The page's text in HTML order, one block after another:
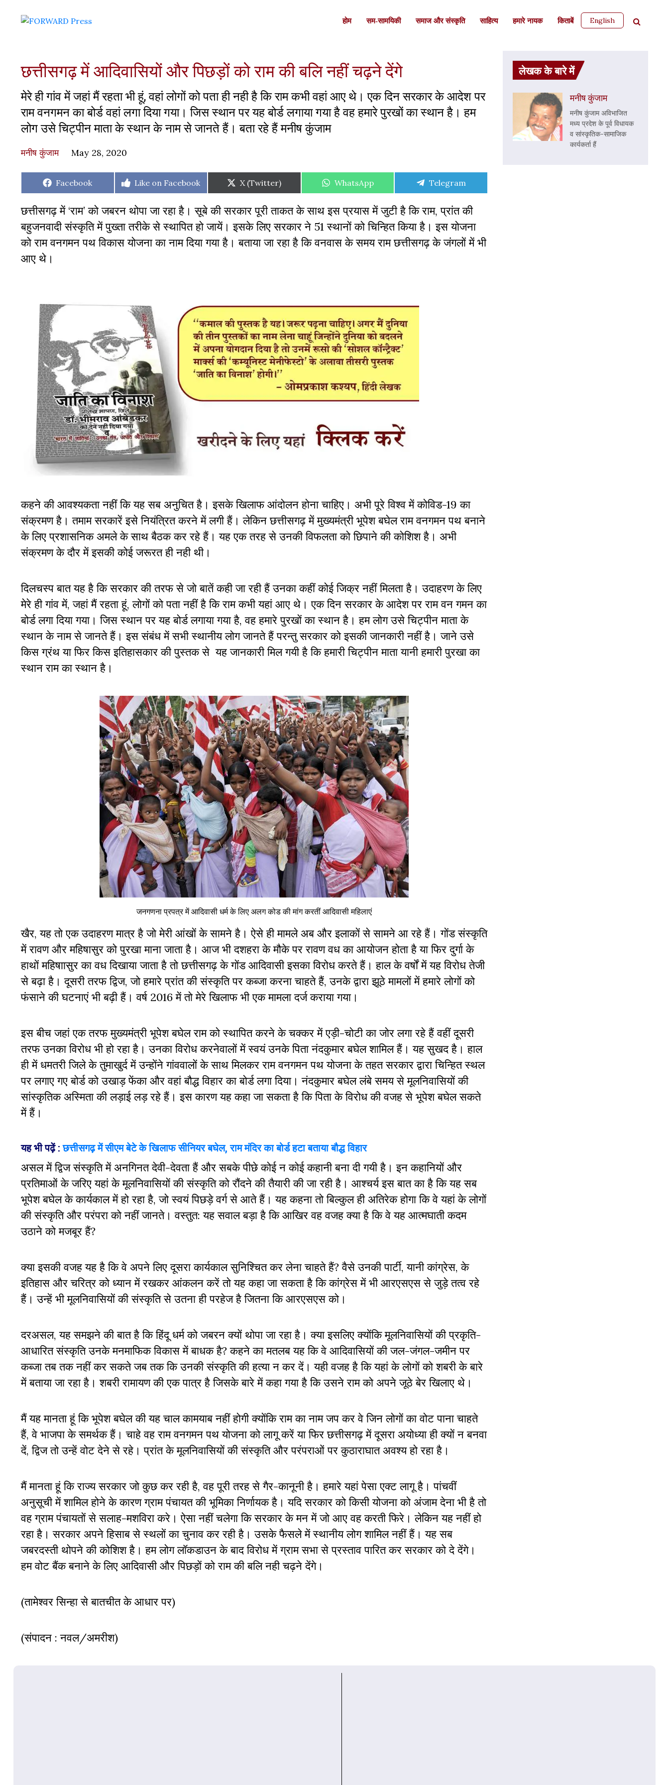
होम सम-सामयिकी समाज और संस्कृति साहित्‍य हमारे नायक किताबें English
छत्तीसगढ़ में आदिवासियों और पिछड़ों को राम की बलि नहीं चढ़ने देंगे
मेरे ही गांव में जहां मैं रहता भी हूं, वहां लोगों को पता ही नही है कि राम कभी वहां आए थे। एक दिन सरकार के आदेश पर
राम वनगमन का बोर्ड वहां लगा दिया गया। जिस स्थान पर यह बोर्ड लगाया गया है वह हमारे पुरखों का स्थान है। हम
लोग उसे चिट्पीन माता के स्थान के नाम से जानते हैं। बता रहे हैं मनीष कुंजाम
मनीष कुंजाम May 28, 2020
Share
on
Facebook
Share
on
Like on Facebook
Share
on
X (Twitter)
Share
on
WhatsApp
Share
on
Telegram
छत्तीसगढ़ में ‘राम’ को जबरन थोपा जा रहा है। सूबे की सरकार पूरी ताकत के साथ इस प्रयास में जुटी है कि राम, प्रांत की
बहुजनवादी संस्कृति में पुख्ता तरीके से स्थापित हो जायें। इसके लिए सरकार ने 51 स्थानों को चिन्हित किया है। इस योजना
को राम वनगमन पथ विकास योजना का नाम दिया गया है। बताया जा रहा है कि वनवास के समय राम छत्तीसगढ़ के जंगलों में भी
आए थे।
कहने की आवश्यकता नहीं कि यह सब अनुचित है। इसके खिलाफ आंदोलन होना चाहिए। अभी पूरे विश्व में कोविड-19 का
संक्रमण है। तमाम सरकारें इसे नियंत्रित करने में लगी हैं। लेकिन छत्तीसगढ़ में मुख्यमंत्री भूपेश बघेल राम वनगमन पथ बनाने
के लिए प्रशासनिक अमले के साथ बैठक कर रहे हैं। यह एक तरह से उनकी विफलता को छिपाने की कोशिश है। अभी
संक्रमण के दौर में इसकी कोई जरूरत ही नही थी।
दिलचस्प बात यह है कि सरकार की तरफ से जो बातें कही जा रही हैं उनका कहीं कोई जिक्र नहीं मिलता है। उदाहरण के लिए
मेरे ही गांव में, जहां मैं रहता हूं, लोगों को पता नहीं है कि राम कभी यहां आए थे। एक दिन सरकार के आदेश पर राम वन गमन का
बोर्ड लगा दिया गया। जिस स्थान पर यह बोर्ड लगाया गया है, वह हमारे पुरखों का स्थान है। हम लोग उसे चिट्पीन माता के
स्थान के नाम से जानते हैं। इस संबंध में सभी स्थानीय लोग जानते हैं परन्तु सरकार को इसकी जानकारी नहीं है। जाने उसे
किस ग्रंथ या फिर किस इतिहासकार की पुस्तक से यह जानकारी मिल गयी है कि हमारी चिट्पीन माता यानी हमारी पुरखा का
स्थान राम का स्थान है।
जनगणना प्रपत्र में आदिवासी धर्म के लिए अलग कोड की मांग करतीं आदिवासी महिलाएं
खैर, यह तो एक उदाहरण मात्र है जो मेरी आंखों के सामने है। ऐसे ही मामले अब और इलाकों से सामने आ रहे हैं। गोंड संस्कृति
में रावण और महिषासुर को पुरखा माना जाता है। आज भी दशहरा के मौके पर रावण वध का आयोजन होता है या फिर दुर्गा के
हाथों महिषाासुर का वध दिखाया जाता है तो छत्तीसगढ़ के गोंड आदिवासी इसका विरोध करते हैं। हाल के वर्षों में यह विरोध तेजी
से बढ़ा है। दूसरी तरफ द्विज, जो हमारे प्रांत की संस्कृति पर कब्जा करना चाहते हैं, उनके द्वारा झूठे मामलों में हमारे लोगों को
फंसाने की घटनाएं भी बढ़ी हैं। वर्ष 2016 में तो मेरे खिलाफ भी एक मामला दर्ज कराया गया।
इस बीच जहां एक तरफ मुख्यमंत्री भूपेश बघेल राम को स्थापित करने के चक्कर में एड़ी-चोटी का जोर लगा रहे हैं वहीं दूसरी
तरफ उनका विरोध भी हो रहा है। उनका विरोध करनेवालों में स्वयं उनके पिता नंदकुमार बघेल शामिल हैं। यह सुखद है। हाल
ही में धमतरी जिले के तुमाखुर्द में उन्होंने गांववालों के साथ मिलकर राम वनगमन पथ योजना के तहत सरकार द्वारा चिन्हित स्थल
पर लगाए गए बोर्ड को उखाड़ फेंका और वहां बौद्ध विहार का बोर्ड लगा दिया। नंदकुमार बघेल लंबे समय से मूलनिवासियों की
सांस्कृतिक अस्मिता की लड़ाई लड़ रहे हैं। इस कारण यह कहा जा सकता है कि पिता के विरोध की वजह से भूपेश बघेल सकते
में हैं।
यह भी पढ़ें :छत्तीसगढ़ में सीएम बेटे के खिलाफ सीनियर बघेल, राम मंदिर का बोर्ड हटा बताया बौद्ध विहार
असल में द्विज संस्कृति में अनगिनत देवी-देवता हैं और सबके पीछे कोई न कोई कहानी बना दी गयी है। इन कहानियों और
प्रतिमाओं के जरिए यहां के मूलनिवासियों की संस्कृति को रौंदने की तैयारी की जा रही है। आश्चर्य इस बात का है कि यह सब
भूपेश बघेल के कार्यकाल में हो रहा है, जो स्वयं पिछड़े वर्ग से आते हैं। यह कहना तो बिल्कुल ही अतिरेक होगा कि वे यहां के लोगों
की संस्कृति और परंपरा को नहीं जानते। वस्तुत: यह सवाल बड़ा है कि आखिर वह वजह क्या है कि वे यह आत्मघाती कदम
उठाने को मजबूर हैं?
क्या इसकी वजह यह है कि वे अपने लिए दूसरा कार्यकाल सुनिश्चित कर लेना चाहते हैं? वैसे उनकी पार्टी, यानी कांग्रेस, के
इतिहास और चरित्र को ध्यान में रखकर आंकलन करें तो यह कहा जा सकता है कि कांग्रेस में भी आरएसएस से जुड़े तत्व रहे
हैं। उन्हें भी मूलनिवासियों की संस्कृति से उतना ही परहेज है जितना कि आरएसएस को।
दरअसल, यह समझने की बात है कि हिंदू धर्म को जबरन क्यों थोपा जा रहा है। क्या इसलिए क्योंकि मूलनिवासियों की प्रकृति-
आधारित संस्कृति उनके मनमाफिक विकास में बाधक है? कहने का मतलब यह कि वे आदिवासियों की जल-जंगल-जमीन पर
कब्जा तब तक नहीं कर सकते जब तक कि उनकी संस्कृति की हत्या न कर दें। यही वजह है कि यहां के लोगों को शबरी के बारे
में बताया जा रहा है। शबरी रामायण की एक पात्र है जिसके बारे में कहा गया है कि उसने राम को अपने जूठे बेर खिलाए थे।
मैं यह मानता हूं कि भूपेश बघेल की यह चाल कामयाब नहीं होगी क्योंकि राम का नाम जप कर वे जिन लोगों का वोट पाना चाहते
हैं, वे भाजपा के समर्थक हैं। चाहे वह राम वनगमन पथ योजना को लागू करें या फिर छत्तीसगढ़ में दूसरा अयोध्या ही क्यों न बनवा
दें, द्विज तो उन्हें वोट देने से रहे। प्रांत के मूलनिवासियों की संस्कृति और परंपराओं पर कुठाराघात अवश्य हो रहा है।
मैं मानता हूं कि राज्य सरकार जो कुछ कर रही है, वह पूरी तरह से गैर-कानूनी है। हमारे यहां पेसा एक्ट लागू है। पांचवीं
अनुसूची में शामिल होने के कारण ग्राम पंचायत की भूमिका निर्णायक है। यदि सरकार को किसी योजना को अंजाम देना भी है तो
वह ग्राम पंचायतों से सलाह-मशविरा करे। ऐसा नहीं चलेगा कि सरकार के मन में जो आए वह करती फिरे। लेकिन यह नहीं हो
रहा है। सरकार अपने हिसाब से स्थलों का चुनाव कर रही है। उसके फैसले में स्थानीय लोग शामिल नहीं हैं। यह सब
जबरदस्ती थोपने की कोशिश है। हम लोग लॉकडाउन के बाद विरोध में ग्राम सभा से प्रस्ताव पारित कर सरकार को दे देंगे।
हम वोट बैंक बनाने के लिए आदिवासी और पिछड़ों को राम की बलि नही चढ़ने देंगे।
(तामेश्वर सिन्हा से बातचीत के आधार पर)
(संपादन : नवल/अमरीश)
लेखक के बारे में
मनीष कुंजाम
मनीष कुंजाम अविभाजित
मध्य प्रदेश के पूर्व विधायक
व सांस्कृतिक-सामाजिक
कार्यकर्ता हैं